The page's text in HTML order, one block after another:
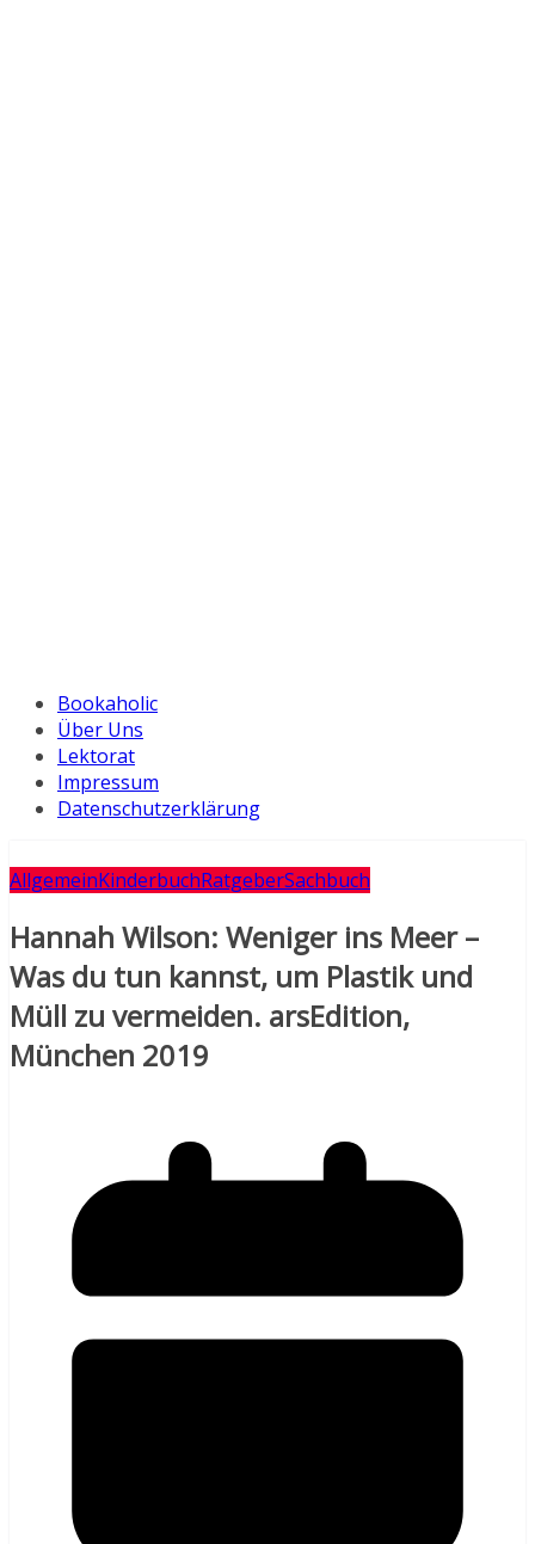
Bookaholic
Über Uns
Lektorat
Impressum
Datenschutzerklärung
AllgemeinKinderbuchRatgeberSachbuch
Hannah Wilson: Weniger ins Meer –
Was du tun kannst, um Plastik und
Müll zu vermeiden. arsEdition,
München 2019